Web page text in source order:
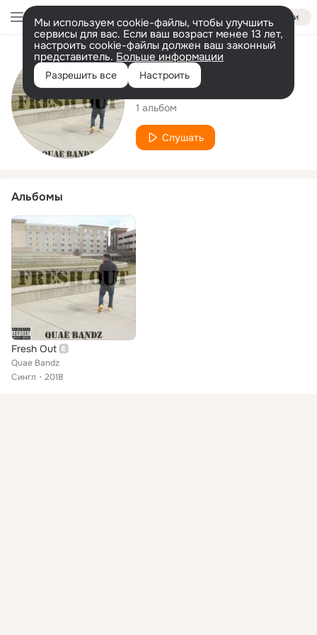
Войти
Мы используем cookie-файлы, чтобы улучшить
сервисы для вас. Если ваш возраст менее 13 лет,
настроить cookie-файлы должен ваш законный
представитель. Больше информации
Разрешить все Настроить
Исполнитель
Quae Bandz
1 альбом
Слушать
Альбомы
Fresh Out
Quae Bandz
Сингл
2018